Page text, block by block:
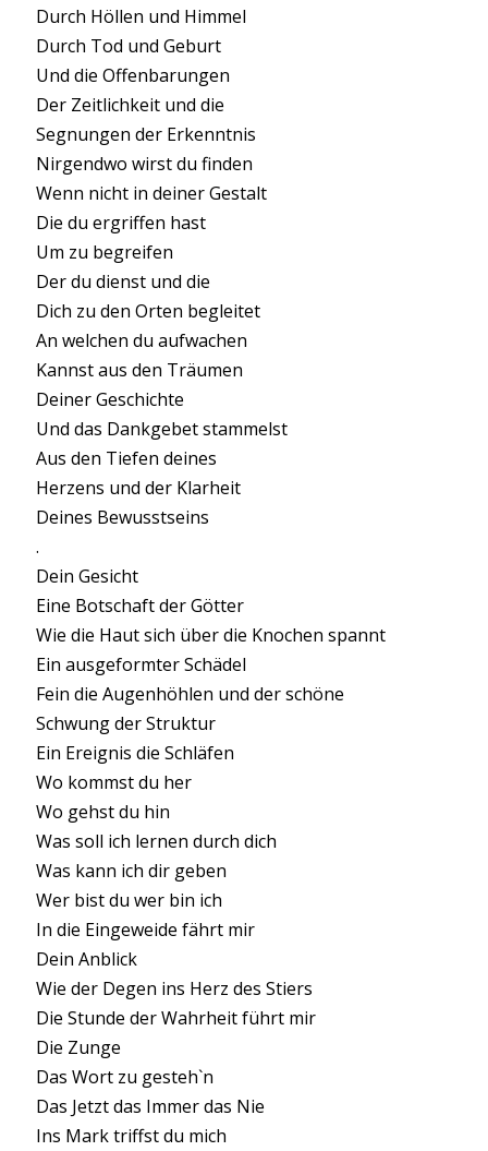
Durch Höllen und Himmel
Durch Tod und Geburt
Und die Offenbarungen
Der Zeitlichkeit und die
Segnungen der Erkenntnis
Nirgendwo wirst du finden
Wenn nicht in deiner Gestalt
Die du ergriffen hast
Um zu begreifen
Der du dienst und die
Dich zu den Orten begleitet
An welchen du aufwachen
Kannst aus den Träumen
Deiner Geschichte
Und das Dankgebet stammelst
Aus den Tiefen deines
Herzens und der Klarheit
Deines Bewusstseins
.
Dein Gesicht
Eine Botschaft der Götter
Wie die Haut sich über die Knochen spannt
Ein ausgeformter Schädel
Fein die Augenhöhlen und der schöne
Schwung der Struktur
Ein Ereignis die Schläfen
Wo kommst du her
Wo gehst du hin
Was soll ich lernen durch dich
Was kann ich dir geben
Wer bist du wer bin ich
In die Eingeweide fährt mir
Dein Anblick
Wie der Degen ins Herz des Stiers
Die Stunde der Wahrheit führt mir
Die Zunge
Das Wort zu gesteh`n
Das Jetzt das Immer das Nie
Ins Mark triffst du mich